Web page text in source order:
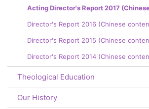
Acting Director's Report 2017
Director's Report 2016 (Chinese
Director's Report 2015 (Chinese
Director's Report 2014 (Chinese
Theological Education
Our History